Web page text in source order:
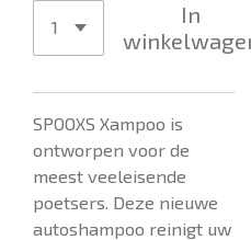
In
SPOOXS Xampoo is
ontworpen voor de
meest veeleisende
poetsers. Deze nieuwe
autoshampoo reinigt uw